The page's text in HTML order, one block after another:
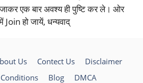
एक बार अवश्य ही पुष्टि कर ले। ओर
Join हो जायें, धन्यवाद्
Us Contect Us
Disclaimer
Blog DMCA